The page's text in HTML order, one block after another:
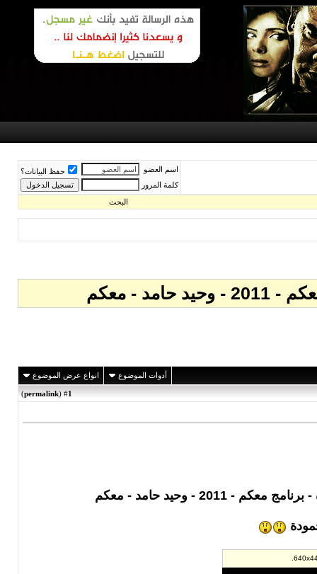
اسم العضو
حفظ البيانات؟
كلمة المرور
البحث
- معكم
أدوات الموضوع انواع عرض الموضوع
1
(
permalink
)
- وحيد حامد - معكم